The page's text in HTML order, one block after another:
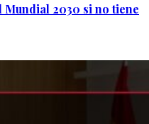
Mundial 2030 si no tiene